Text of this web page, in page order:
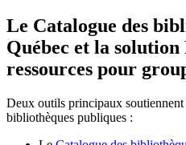
Le Catalogue des
Québec et la solution
ressources pour
Deux outils principaux soutiennent
bibliothèques publiques :